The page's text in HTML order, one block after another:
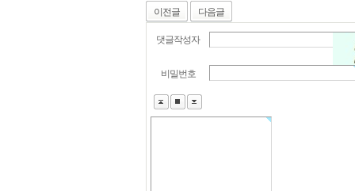
이전글 다음글
댓글작성자
비밀번호